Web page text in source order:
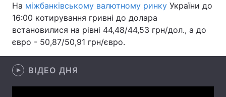
Цікавинки Погода
Екологія Регіони
На міжбанківському валютному ринку України до
16:00 котирування гривні до долара
встановилися на рівні 44,48/44,53 грн/дол., а до
євро - 50,87/50,91 грн/євро.
ВІДЕО ДНЯ